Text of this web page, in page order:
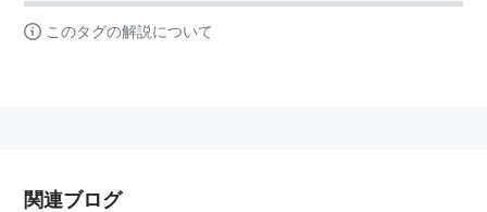
このタグの解説について
関連ブログ